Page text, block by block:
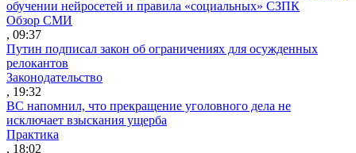
обучении нейросетей и правила «социальных» СЗПК
Обзор СМИ
, 09:37
Путин подписал закон об ограничениях для осужденных
релокантов
Законодательство
, 19:32
ВС напомнил, что прекращение уголовного дела не
исключает взыскания ущерба
Практика
, 18:02